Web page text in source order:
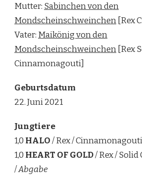
Mutter: Sabinchen von den
Mondscheinschweinchen [Rex
Vater: Maikönig von den
Mondscheinschweinchen [Rex
Cinnamonagouti]
Geburtsdatum
22. Juni 2021
Jungtiere
1,0 HALO/ Rex /
1,0 HEART OF GOLD/ Rex /
/Abgabe